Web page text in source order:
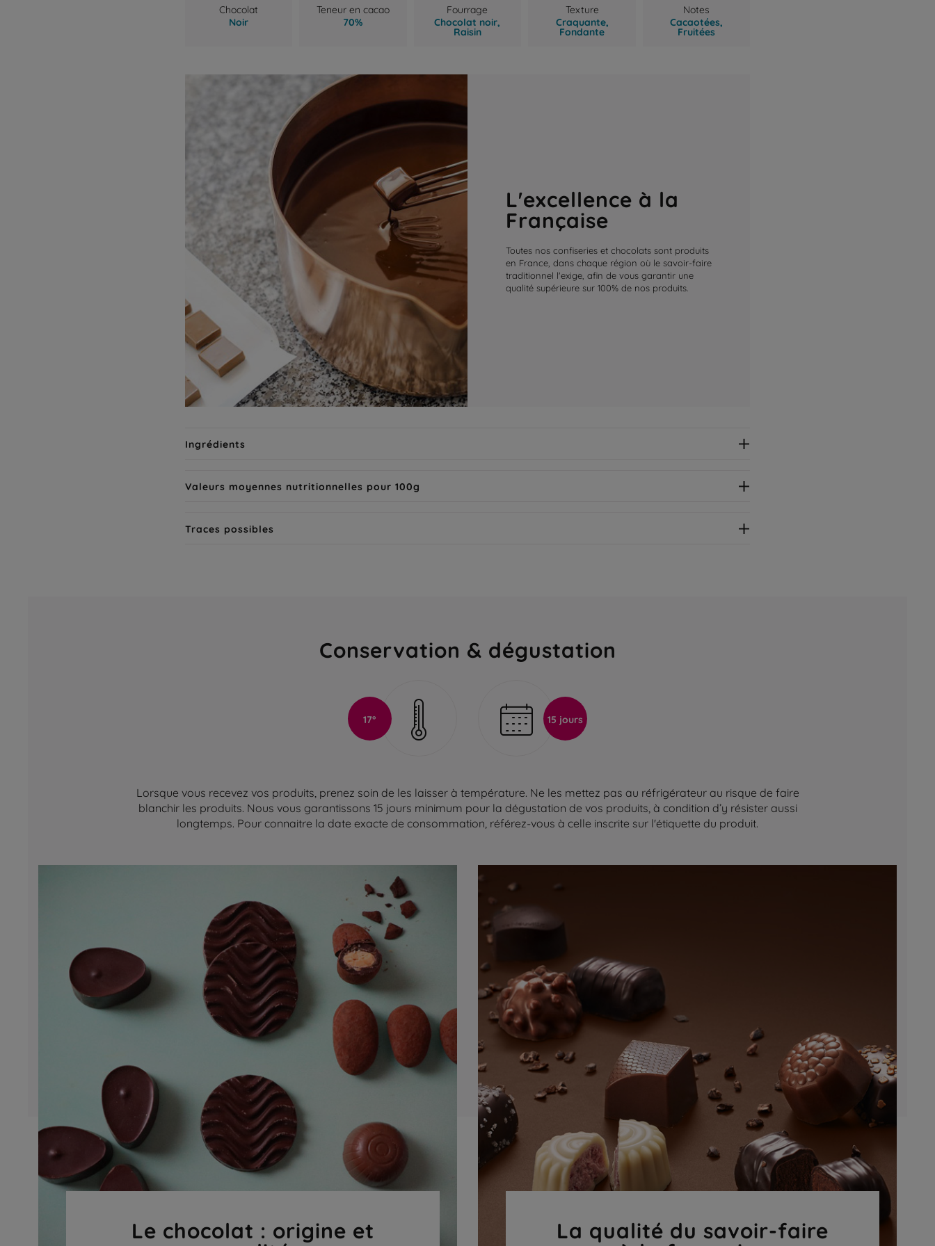
Chocolat
Noir
Teneur en cacao
70%
Fourrage
Chocolat noir,
Raisin
Texture
Craquante,
Fondante
Notes
Cacaotées,
Fruitées
L'excellence à la
Française
Toutes nos confiseries et chocolats sont produits
en France, dans chaque région où le savoir-faire
traditionnel l'exige, afin de vous garantir une
qualité supérieure sur 100% de nos produits.
Ingrédients
Valeurs moyennes nutritionnelles pour 100g
Traces possibles
Conservation & dégustation
17° 15 jours
Lorsque vous recevez vos produits, prenez soin de les laisser à température. Ne les mettez pas au réfrigérateur au risque de faire
blanchir les produits. Nous vous garantissons 15 jours minimum pour la dégustation de vos produits, à condition d’y résister aussi
longtemps. Pour connaitre la date exacte de consommation, référez-vous à celle inscrite sur l'étiquette du produit.
Le chocolat : origine et La qualité du savoir-faire